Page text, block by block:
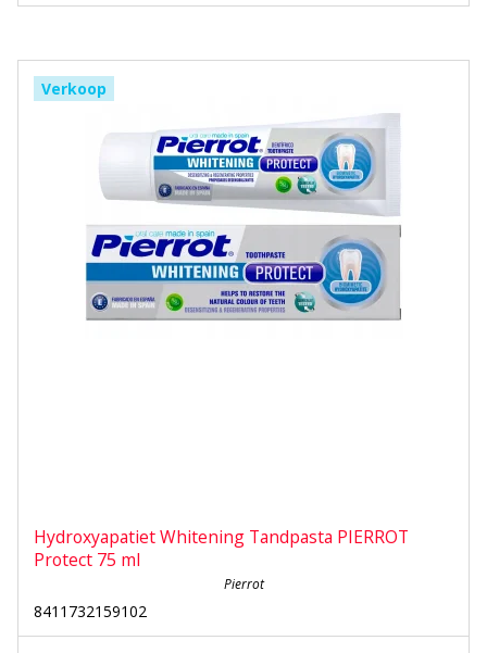
Verkoop
Hydroxyapatiet Whitening Tandpasta PIERROT
Protect 75 ml
Pierrot
8411732159102